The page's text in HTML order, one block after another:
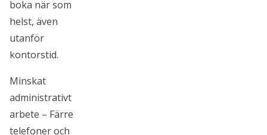
boka när som
helst, även
utanför
kontorstid.
Minskat
administrativt
arbete – Färre
telefoner och